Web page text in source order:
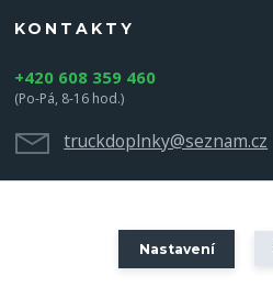
KONTAKTY
+420 608 359 460
(Po-Pá, 8-16 hod.)
truckdoplnky@seznam.cz
Nastavení